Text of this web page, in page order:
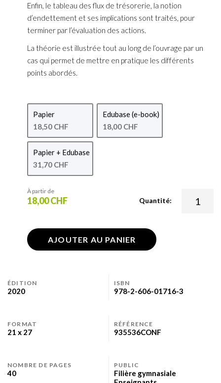
Enfin, le tableau des flux de trésorerie, la notion
d’endettement et ses implications sont traités, pour
terminer par l’évaluation des actions.
La théorie est illustrée tout au long de l’ouvrage par un
cas qui permet de mettre en pratique les différents
points abordés.
Papier
18,50 CHF
Edubase (e-book)
18,00 CHF
Papier + Edubase
31,70 CHF
Quantité:
À partir de
18,00 CHF
AJOUTER AU PANIER
ÉDITION
2020
ISBN
978-2-606-01716-3
FORMAT
21 x 27
RÉFÉRENCE
935536CONF
NOMBRE DE PAGES
40
PUBLIC
Filière gymnasiale